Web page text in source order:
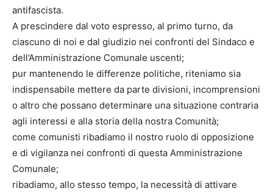
antifascista.
A prescindere dal voto espresso, al primo turno, da
ciascuno di noi e dal giudizio nei confronti del Sindaco e
dell’Amministrazione Comunale uscenti;
pur mantenendo le differenze politiche, riteniamo sia
indispensabile mettere da parte divisioni, incomprensioni
o altro che possano determinare una situazione contraria
agli interessi e alla storia della nostra Comunità;
come comunisti ribadiamo il nostro ruolo di opposizione
e di vigilanza nei confronti di questa Amministrazione
Comunale;
ribadiamo, allo stesso tempo, la necessità di attivare